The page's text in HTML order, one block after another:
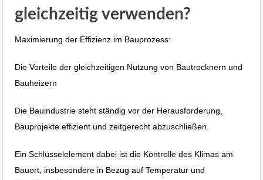
gleichzeitig verwenden?
Maximierung der Effizienz im Bauprozess:
Die Vorteile der gleichzeitigen Nutzung von Bautrocknern und
Bauheizern
Die Bauindustrie steht ständig vor der Herausforderung,
Bauprojekte effizient und zeitgerecht abzuschließen.
Ein Schlüsselelement dabei ist die Kontrolle des Klimas am
Bauort, insbesondere in Bezug auf Temperatur und